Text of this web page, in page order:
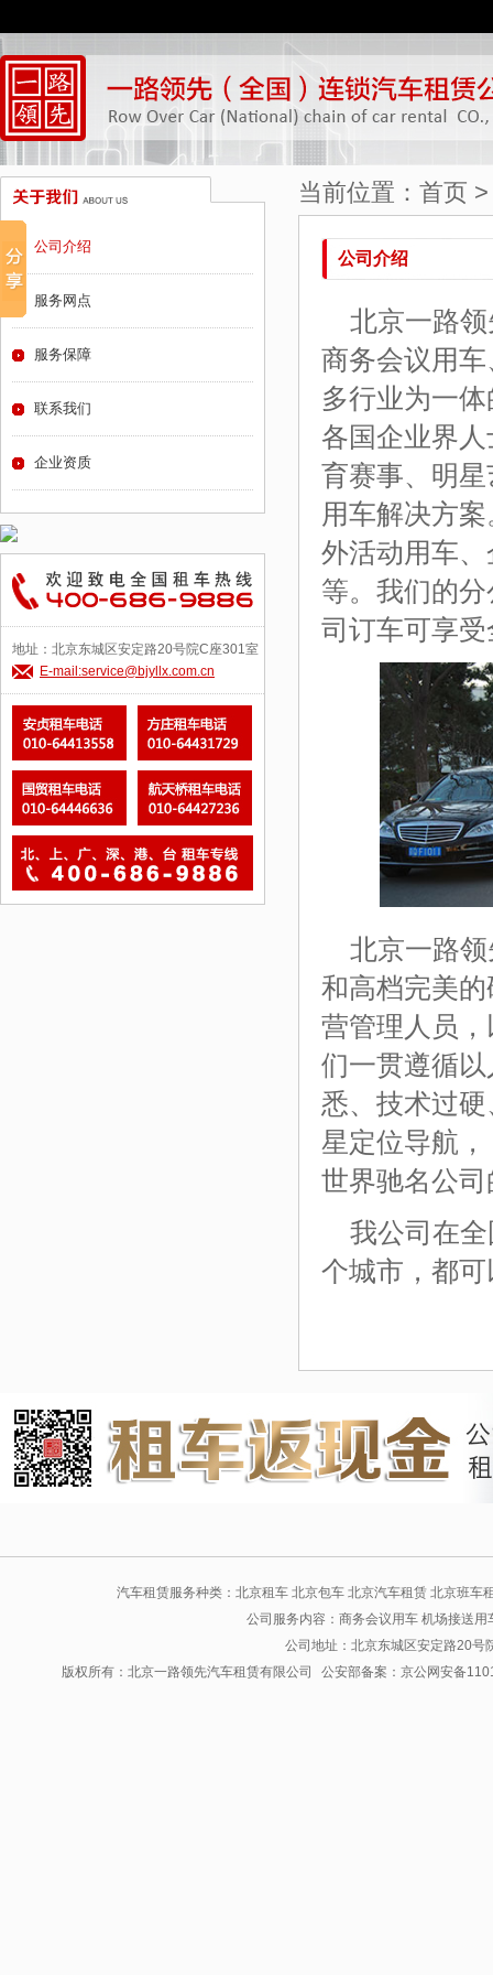
当前位置： 首页
公司介绍
北京一路
商务会议用
多行业为一
各国企业界
育赛事、明
用车解决方
外活动用车
等。我们的
司订车可享
北京一路
和高档完美
营管理人员
们一贯遵循
悉、技术过
星定位导航
世界驰名公
我公司在
个城市，都
公司介绍
服务网点
服务保障
联系我们
企业资质
地址：北京东城区安定路20号院C座301室
E-mail:service@bjyllx.com.cn
汽车租赁服务种类：北京租车 北京包车 北京汽车租赁 北京班
公司服务内容：商务会议用车 机场接送
公司地址：北京东城区安定路20
版权所有：北京一路领先汽车租赁有限公司
公安部备案：京公网安备